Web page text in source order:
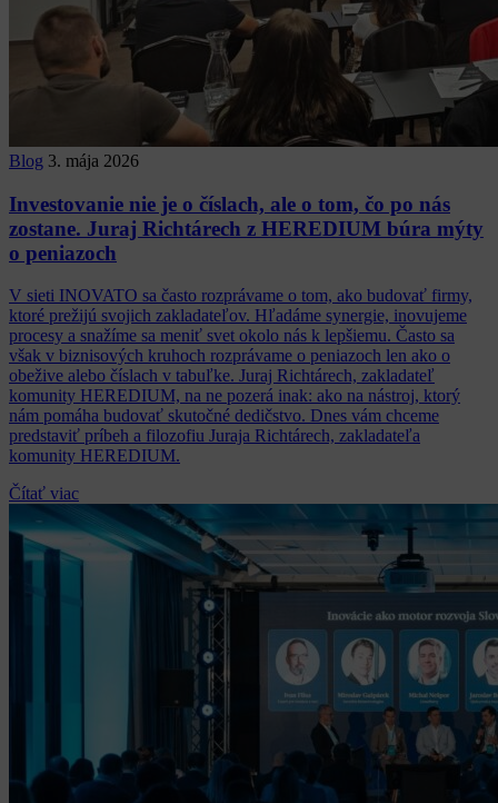
Blog 3. mája 2026
Investovanie nie je o číslach, ale o tom, čo po nás
zostane. Juraj Richtárech z HEREDIUM búra mýty
o peniazoch
V sieti INOVATO sa často rozprávame o tom, ako budovať firmy,
ktoré prežijú svojich zakladateľov. Hľadáme synergie, inovujeme
procesy a snažíme sa meniť svet okolo nás k lepšiemu. Často sa
však v biznisových kruhoch rozprávame o peniazoch len ako o
obežive alebo číslach v tabuľke. Juraj Richtárech, zakladateľ
komunity HEREDIUM, na ne pozerá inak: ako na nástroj, ktorý
nám pomáha budovať skutočné dedičstvo. Dnes vám chceme
predstaviť príbeh a filozofiu Juraja Richtárech, zakladateľa
komunity HEREDIUM.
Čítať viac